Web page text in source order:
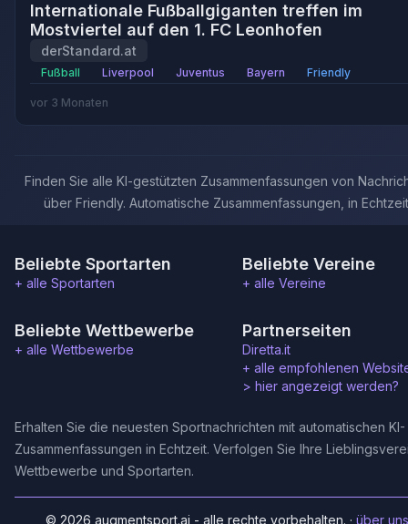
Internationale Fußballgiganten treffen im
Mostviertel auf den 1. FC Leonhofen
derStandard.at
Fußball Liverpool Juventus Bayern Friendly
vor 3 Monaten
Finden Sie alle KI-gestützten Zusammenfassungen von
über Friendly. Automatische Zusammenfassungen, in
Beliebte Sportarten
+ alle Sportarten
Beliebte Vereine
+ alle Vereine
Beliebte Wettbewerbe
+ alle Wettbewerbe
Partnerseiten
Diretta.it
+ alle empfohlenen
> hier angezeigt werden?
Erhalten Sie die neuesten Sportnachrichten mit automatischen KI-
Zusammenfassungen in Echtzeit. Verfolgen Sie Ihre
Wettbewerbe und Sportarten.
© 2026 augmentsport.ai - alle rechte vorbehalten. ·über